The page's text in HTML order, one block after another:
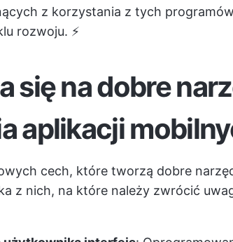
z korzystania z tych
rozwoju. ⚡️
się na dobre
aplikacji
cech, które tworzą dobre
z nich, na które należy zwrócić